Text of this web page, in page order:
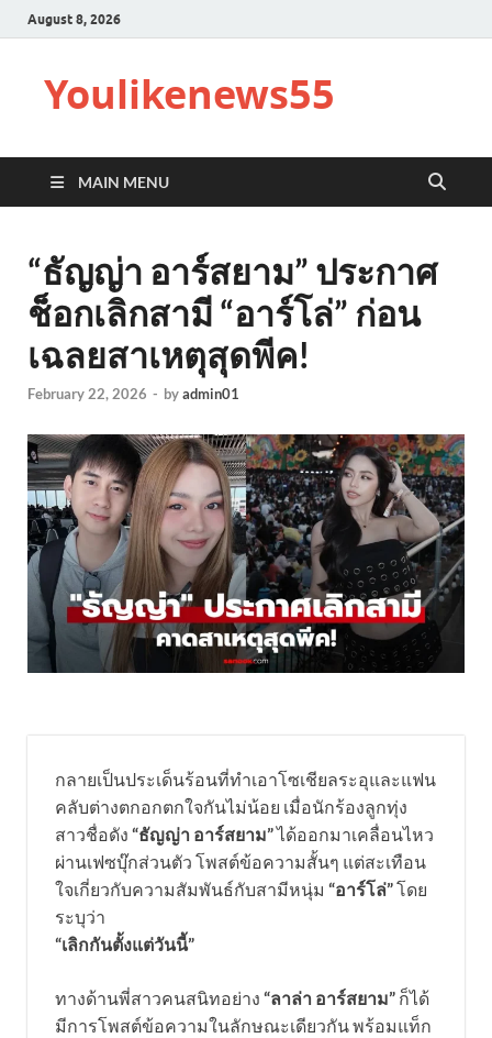
August 8, 2026
Youlikenews55
MAIN MENU
“ธัญญ่า อาร์สยาม” ประกาศ
ช็อกเลิกสามี “อาร์โล่” ก่อน
เฉลยสาเหตุสุดพีค!
February 22, 2026 - byadmin01
กลายเป็นประเด็นร้อนที่ทำเอาโซเชียลระอุและแฟน
คลับต่างตกอกตกใจกันไม่น้อย เมื่อนักร้องลูกทุ่ง
สาวชื่อดัง “ธัญญ่า อาร์สยาม”ได้ออกมาเคลื่อนไหว
ผ่านเฟซบุ๊กส่วนตัว โพสต์ข้อความสั้นๆ แต่สะเทือน
ใจเกี่ยวกับความสัมพันธ์กับสามีหนุ่ม “อาร์โล่”โดย
ระบุว่า
“เลิกกันตั้งแต่วันนี้”
ทางด้านพี่สาวคนสนิทอย่าง “ลาล่า อาร์สยาม” ก็ได้
มีการโพสต์ข้อความในลักษณะเดียวกัน พร้อมแท็ก